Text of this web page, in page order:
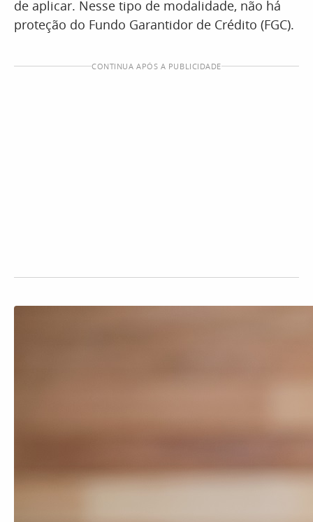
de aplicar. Nesse tipo de modalidade, não há
proteção do Fundo Garantidor de Crédito (FGC).
CONTINUA APÓS A PUBLICIDADE